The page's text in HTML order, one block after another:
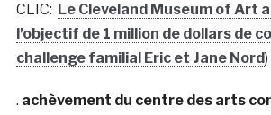
CLIC: Le Cleveland Museum of Art
l’objectif de 1 million de dollars de
challenge familial Eric et Jane Nord)
. achèvement du centre des arts